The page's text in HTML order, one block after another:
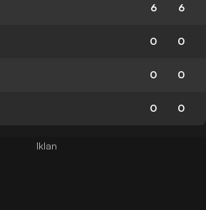
6 6
0 0
0 0
0 0